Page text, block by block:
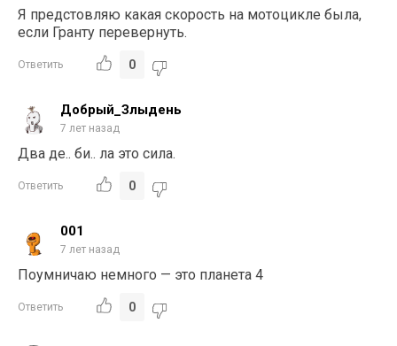
Я предстовляю какая скорость на мотоцикле была,
если Гранту перевернуть.
Ответить 0
Добрый_Злыдень
7 лет назад
Два де.. би.. ла это сила.
Ответить 0
001
7 лет назад
Поумничаю немного — это планета 4
Ответить 0